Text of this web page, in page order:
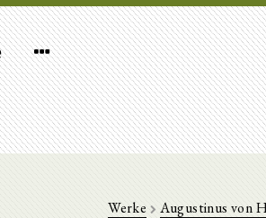
Werke Augustinus von